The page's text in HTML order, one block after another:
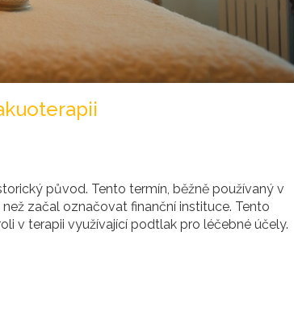
původ. Tento termín, běžně používaný v
začal označovat finanční instituce. Tento
v terapii využívající podtlak pro léčebné účely.